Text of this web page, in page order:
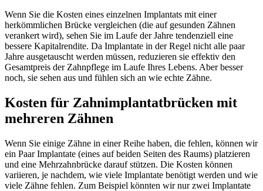
Wenn Sie die Kosten eines einzelnen Implantats mit einer
herkömmlichen Brücke vergleichen (die auf gesunden Zähnen
verankert wird), sehen Sie im Laufe der Jahre tendenziell eine
bessere Kapitalrendite. Da Implantate in der Regel nicht alle paar
Jahre ausgetauscht werden müssen, reduzieren sie effektiv den
Gesamtpreis der Zahnpflege im Laufe Ihres Lebens. Aber besser
noch, sie sehen aus und fühlen sich an wie echte Zähne.
Kosten für Zahnimplantatbrücken mit
mehreren Zähnen
Wenn Sie einige Zähne in einer Reihe haben, die fehlen, können wir
ein Paar Implantate (eines auf beiden Seiten des Raums) platzieren
und eine Mehrzahnbrücke darauf stützen. Die Kosten können
variieren, je nachdem, wie viele Implantate benötigt werden und wie
viele Zähne fehlen. Zum Beispiel könnten wir nur zwei Implantate